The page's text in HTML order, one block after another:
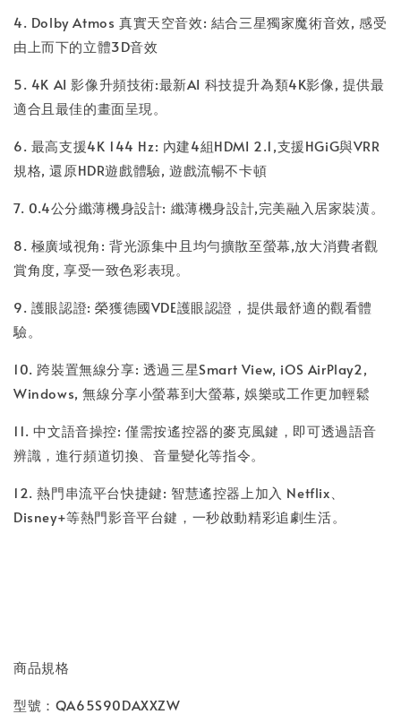
4. Dolby Atmos 真實天空音效: 結合三星獨家魔術音效, 感受
由上而下的立體3D音效
5. 4K AI 影像升頻技術:最新AI 科技提升為類4K影像, 提供最
適合且最佳的畫面呈現。
6. 最高支援4K 144 Hz: 內建4組HDMI 2.1,支援HGiG與VRR
規格, 還原HDR遊戲體驗, 遊戲流暢不卡頓
7. 0.4公分纖薄機身設計: 纖薄機身設計,完美融入居家裝潢。
8. 極廣域視角: 背光源集中且均勻擴散至螢幕,放大消費者觀
賞角度, 享受一致色彩表現。
9. 護眼認證: 榮獲德國VDE護眼認證，提供最舒適的觀看體
驗。
10. 跨裝置無線分享: 透過三星Smart View, iOS AirPlay2,
Windows, 無線分享小螢幕到大螢幕, 娛樂或工作更加輕鬆
11. 中文語音操控: 僅需按遙控器的麥克風鍵，即可透過語音
辨識，進行頻道切換、音量變化等指令。
12. 熱門串流平台快捷鍵: 智慧遙控器上加入 Netflix、
Disney+等熱門影音平台鍵，一秒啟動精彩追劇生活。
商品規格
型號：QA65S90DAXXZW